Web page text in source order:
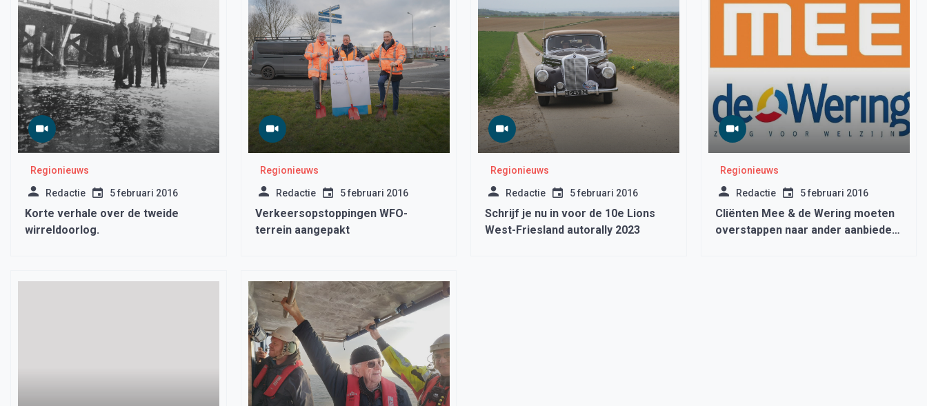
Regionieuws
Redactie 5 februari 2016
Korte verhale over de tweide
wirreldoorlog.
Regionieuws
Redactie 5 februari 2016
Verkeersopstoppingen WFO-
terrein aangepakt
Regionieuws
Redactie 5 februari 2016
Schrijf je nu in voor de 10e Lions
West-Friesland autorally 2023
Regionieuws
Redactie 5 februari 2016
Cliënten Mee & de Wering moeten
overstappen naar ander aanbieder